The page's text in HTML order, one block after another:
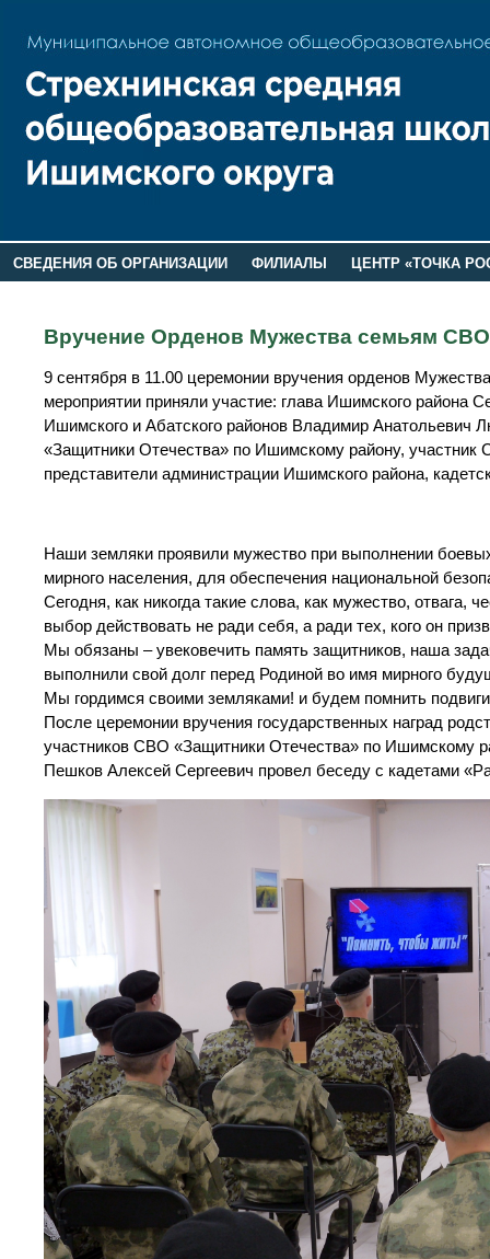
СВЕДЕНИЯ ОБ ОРГАНИЗАЦИИ ФИЛИАЛЫ
ЦЕНТР «ТОЧКА
Вручение Орденов Мужества семьям
9 сентября в 11.00 церемонии вручения орденов
мероприятии приняли участие: глава Ишимского района
Ишимского и Абатского районов Владимир
«Защитники Отечества» по Ишимскому району,
представители администрации Ишимского района,
Наши земляки проявили мужество при выполнении
мирного населения, для обеспечения национальной
Сегодня, как никогда такие слова, как мужество, отвага,
выбор действовать не ради себя, а ради тех, кого он
Мы обязаны – увековечить память защитников, наша
выполнили свой долг перед Родиной во имя мирного
Мы гордимся своими земляками! и будем помнить
После церемонии вручения государственных наград
участников СВО «Защитники Отечества» по Ишимскому
Пешков Алексей Сергеевич провел беседу с кадетами